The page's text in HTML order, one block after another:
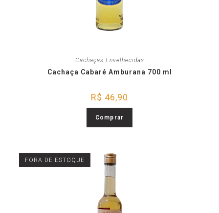
Cachaças Envelhecidas
Cachaça Cabaré Amburana 700 ml
R$ 46,90
Comprar
FORA DE ESTOQUE